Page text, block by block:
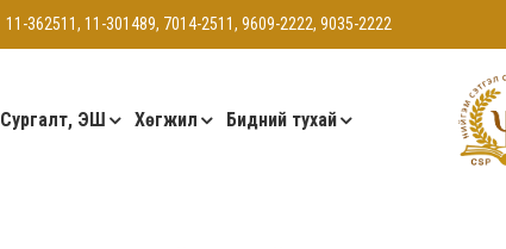
11-362511, 11-301489, 7014-2511, 9609-2222, 9035-2222
Сургалт, ЭШ Хөгжил Бидний тухай